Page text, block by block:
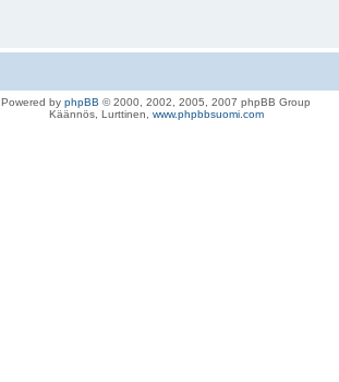
Powered by phpBB © 2000, 2002, 2005, 2007 phpBB Group
Käännös, Lurttinen, www.phpbbsuomi.com